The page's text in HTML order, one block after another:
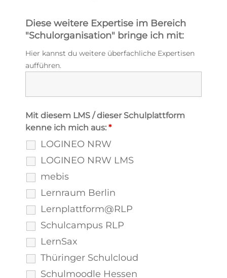
Diese weitere Expertise im Bereich
"Schulorganisation" bringe ich mit:
Hier kannst du weitere überfachliche Expertisen
aufführen.
Mit diesem LMS / dieser Schulplattform
kenne ich mich aus: *
LOGINEO NRW
LOGINEO NRW LMS
mebis
Lernraum Berlin
Lernplattform@RLP
Schulcampus RLP
LernSax
Thüringer Schulcloud
Schulmoodle Hessen